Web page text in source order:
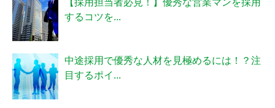
するコツを...
中途採用で優秀な人材を見極めるには！？注
目するポイ...